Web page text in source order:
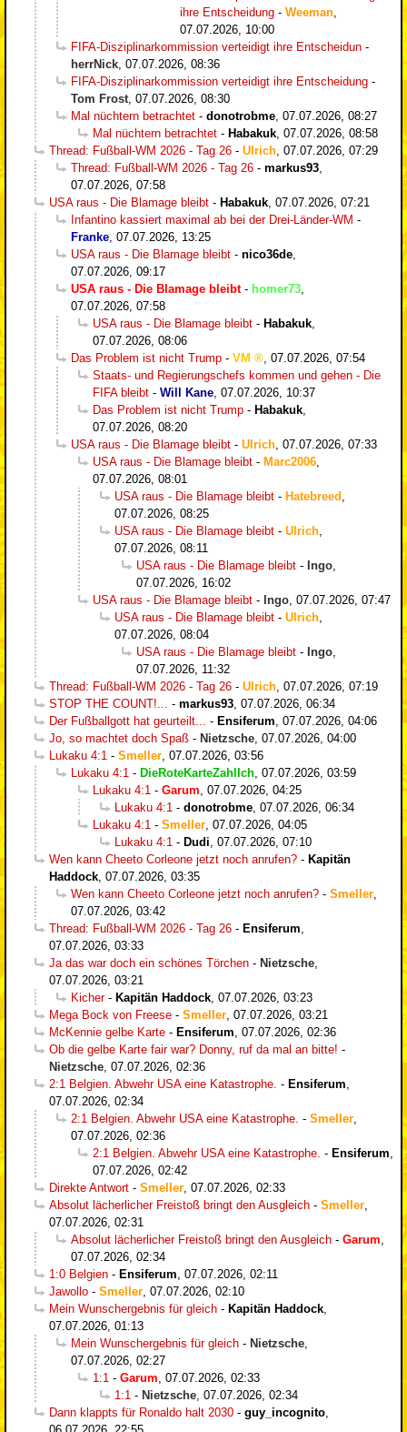
ihre Entscheidung - Weeman,
07.07.2026, 10:00
FIFA-Disziplinarkommission verteidigt ihre Entscheidun -
herrNick, 07.07.2026, 08:36
FIFA-Disziplinarkommission verteidigt ihre Entscheidung -
Tom Frost, 07.07.2026, 08:30
Mal nüchtern betrachtet - donotrobme, 07.07.2026, 08:27
Mal nüchtern betrachtet - Habakuk, 07.07.2026, 08:58
Thread: Fußball-WM 2026 - Tag 26 - Ulrich, 07.07.2026, 07:29
Thread: Fußball-WM 2026 - Tag 26 - markus93,
07.07.2026, 07:58
USA raus - Die Blamage bleibt - Habakuk, 07.07.2026, 07:21
Infantino kassiert maximal ab bei der Drei-Länder-WM -
Franke, 07.07.2026, 13:25
USA raus - Die Blamage bleibt - nico36de,
07.07.2026, 09:17
USA raus - Die Blamage bleibt- homer73,
07.07.2026, 07:58
USA raus - Die Blamage bleibt - Habakuk,
07.07.2026, 08:06
Das Problem ist nicht Trump - VM , 07.07.2026, 07:54
Staats- und Regierungschefs kommen und gehen - Die
FIFA bleibt - Will Kane, 07.07.2026, 10:37
Das Problem ist nicht Trump - Habakuk,
07.07.2026, 08:20
USA raus - Die Blamage bleibt - Ulrich, 07.07.2026, 07:33
USA raus - Die Blamage bleibt - Marc2006,
07.07.2026, 08:01
USA raus - Die Blamage bleibt - Hatebreed ,
07.07.2026, 08:25
USA raus - Die Blamage bleibt - Ulrich,
07.07.2026, 08:11
USA raus - Die Blamage bleibt - Ingo,
07.07.2026, 16:02
USA raus - Die Blamage bleibt - Ingo, 07.07.2026, 07:47
USA raus - Die Blamage bleibt - Ulrich,
07.07.2026, 08:04
USA raus - Die Blamage bleibt - Ingo,
07.07.2026, 11:32
Thread: Fußball-WM 2026 - Tag 26 - Ulrich, 07.07.2026, 07:19
STOP THE COUNT!... - markus93, 07.07.2026, 06:34
Der Fußballgott hat geurteilt... - Ensiferum, 07.07.2026, 04:06
Jo, so machtet doch Spaß - Nietzsche, 07.07.2026, 04:00
Lukaku 4:1 - Smeller, 07.07.2026, 03:56
Lukaku 4:1 - DieRoteKarteZahlIch, 07.07.2026, 03:59
Lukaku 4:1 - Garum, 07.07.2026, 04:25
Lukaku 4:1 - donotrobme, 07.07.2026, 06:34
Lukaku 4:1 - Smeller, 07.07.2026, 04:05
Lukaku 4:1 - Dudi, 07.07.2026, 07:10
Wen kann Cheeto Corleone jetzt noch anrufen? - Kapitän
Haddock, 07.07.2026, 03:35
Wen kann Cheeto Corleone jetzt noch anrufen? - Smeller,
07.07.2026, 03:42
Thread: Fußball-WM 2026 - Tag 26 - Ensiferum,
07.07.2026, 03:33
Ja das war doch ein schönes Törchen - Nietzsche,
07.07.2026, 03:21
Kicher- Kapitän Haddock, 07.07.2026, 03:23
Mega Bock von Freese - Smeller, 07.07.2026, 03:21
McKennie gelbe Karte - Ensiferum, 07.07.2026, 02:36
Ob die gelbe Karte fair war? Donny, ruf da mal an bitte! -
Nietzsche, 07.07.2026, 02:36
2:1 Belgien. Abwehr USA eine Katastrophe. - Ensiferum,
07.07.2026, 02:34
2:1 Belgien. Abwehr USA eine Katastrophe. - Smeller,
07.07.2026, 02:36
2:1 Belgien. Abwehr USA eine Katastrophe. - Ensiferum,
07.07.2026, 02:42
Direkte Antwort - Smeller, 07.07.2026, 02:33
Absolut lächerlicher Freistoß bringt den Ausgleich - Smeller,
07.07.2026, 02:31
Absolut lächerlicher Freistoß bringt den Ausgleich - Garum,
07.07.2026, 02:34
1:0 Belgien - Ensiferum, 07.07.2026, 02:11
Jawollo - Smeller, 07.07.2026, 02:10
Mein Wunschergebnis für gleich - Kapitän Haddock,
07.07.2026, 01:13
Mein Wunschergebnis für gleich - Nietzsche,
07.07.2026, 02:27
1:1 - Garum, 07.07.2026, 02:33
1:1 - Nietzsche, 07.07.2026, 02:34
Dann klappts für Ronaldo halt 2030 - guy_incognito,